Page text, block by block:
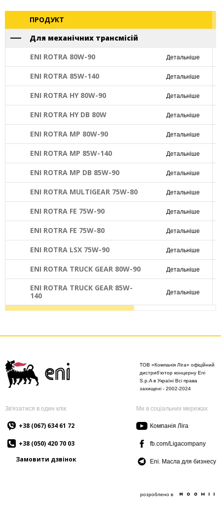
ПРОДУКТ
Для механічних трансмісій
ENI ROTRA 80W-90
Детальніше
ENI ROTRA 85W-140 Детальніше
ENI ROTRA HY 80W-90 Детальніше
ENI ROTRA HY DB 80W Детальніше
ENI ROTRA MP 80W-90 Детальніше
ENI ROTRA MP 85W-140 Детальніше
ENI ROTRA MP DB 85W-90 Детальніше
ENI ROTRA MULTIGEAR 75W-80 Детальніше
ENI ROTRA FE 75W-90 Детальніше
ENI ROTRA FE 75W-80 Детальніше
ENI ROTRA LSX 75W-90 Детальніше
ENI ROTRA TRUCK GEAR 80W-90 Детальніше
ENI ROTRA TRUCK GEAR 85W-
140
Детальніше
ТОВ «Компанія Ліга» офіційний
дистриб'ютор концерну Eni
S.p.A в Україні Всі права
захищені - 2002-2024
Зв'язатися в один клік
+38 (067) 634 61 72
+38 (050) 420 70 03
Замовити дзвінок
Ми в соціальних мережах
Компанія Ліга
fb.com/Ligacompany
Eni. Масла для бизнесу
розроблено в